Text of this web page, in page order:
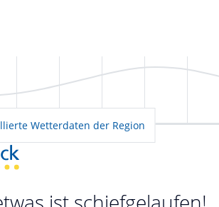
Wetterdaten der Region